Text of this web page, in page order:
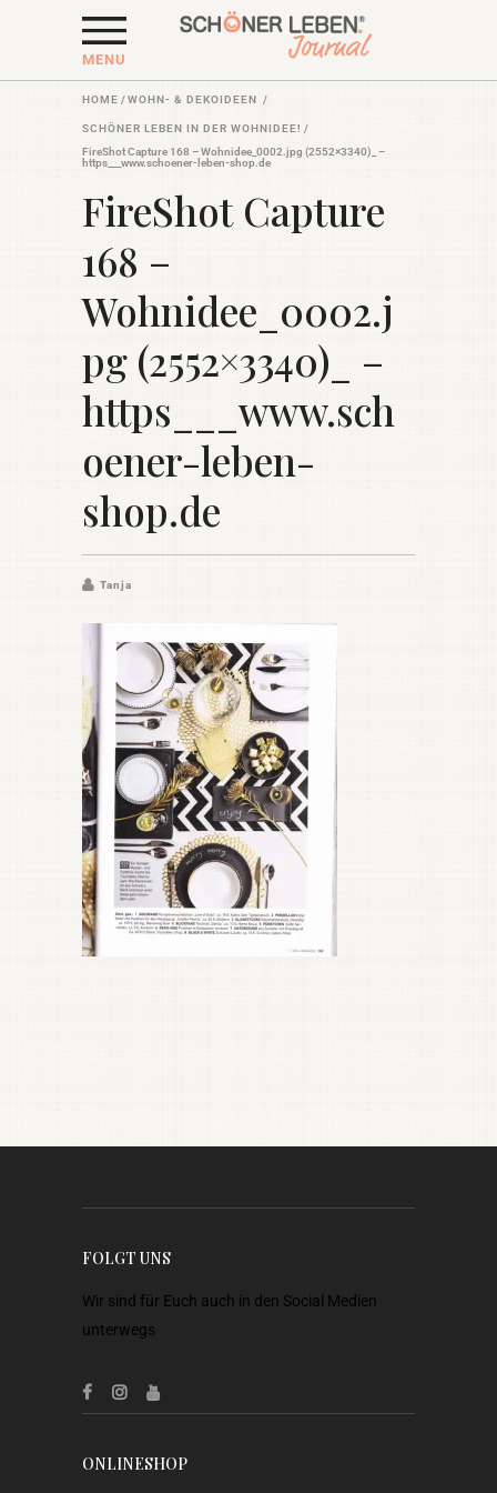
MENU
HOME /WOHN- & DEKOIDEEN /
SCHÖNER LEBEN IN DER WOHNIDEE! /
FireShot Capture 168 – Wohnidee_0002.jpg (2552×3340)_ –
https___www.schoener-leben-shop.de
FireShot Capture
168 –
Wohnidee_0002.j
pg (2552×3340)_ –
https___www.sch
oener-leben-
shop.de
Tanja
FOLGT UNS
Wir sind für Euch auch in den Social Medien
unterwegs
ONLINESHOP